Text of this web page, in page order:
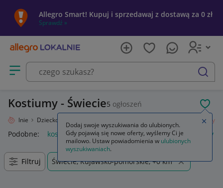
Allegro Smart! Kupuj i sprzedawaj z dostawą za 0 zł
Sprawdź »
Otwórz menu z kategoriami
szukaj
Kostiumy - Świecie5 ogłoszeń
Lokalnie Dziecko Kostiumy
Podobne: kostiumy damskie kostium garsonki i kostiumy
Filtruj Świecie, Kujawsko-pomorskie, +0 km
Dodaj swoje wyszukiwania do ulubionych.
Gdy pojawią się nowe oferty, wyślemy Ci je
mailowo. Ustaw powiadomienia w ulubionych
wyszukiwaniach.